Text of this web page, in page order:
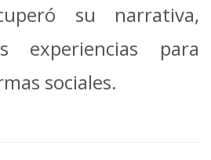
su narrativa,
experiencias para
sociales.